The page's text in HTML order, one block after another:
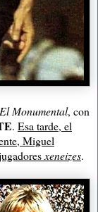
El Monumental, con
. Esa tarde, el
Miguel
xeneizes.